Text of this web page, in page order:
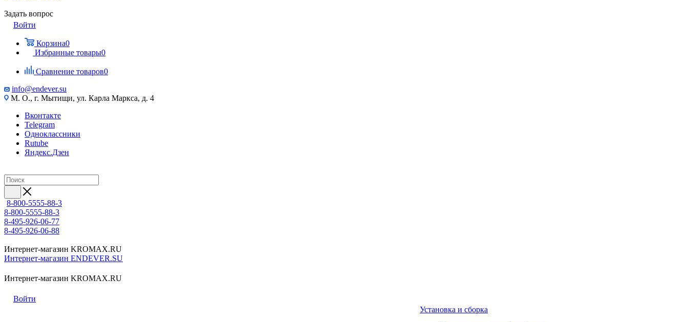
Задать вопрос
Войти
Корзина0
Избранные товары0
Сравнение товаров0
info@endever.su
М. О., г. Мытищи, ул. Карла Маркса, д. 4
Вконтакте
Telegram
Одноклассники
Rutube
Яндекс.Дзен
8-800-5555-88-3
8-800-5555-88-3
8-495-926-06-77
8-495-926-06-88
Интернет-магазин KROMAX.RU
Интернет-магазин ENDEVER.SU
Интернет-магазин KROMAX.RU
Войти
Установка и сборка